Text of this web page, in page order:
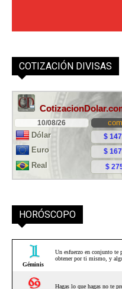
COTIZACIÓN DIVISAS
HORÓSCOPO